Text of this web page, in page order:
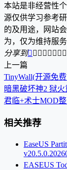
本站是非经营性
源仅供学习参考
的及用途，网站
为，仅为维持服
分享到       
上一篇
TinyWall(开源免
暗黑破坏神2 狱
君临+术士MOD
相关推荐
EaseUS
EASEUS